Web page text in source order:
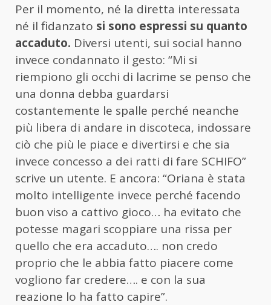
Per il momento, né la diretta interessata
né il fidanzato si sono espressi su quanto
accaduto. Diversi utenti, sui social hanno
invece condannato il gesto: “Mi si
riempiono gli occhi di lacrime se penso che
una donna debba guardarsi
costantemente le spalle perché neanche
più libera di andare in discoteca, indossare
ciò che più le piace e divertirsi e che sia
invece concesso a dei ratti di fare SCHIFO”
scrive un utente. E ancora: “Oriana è stata
molto intelligente invece perché facendo
buon viso a cattivo gioco… ha evitato che
potesse magari scoppiare una rissa per
quello che era accaduto…. non credo
proprio che le abbia fatto piacere come
vogliono far credere…. e con la sua
reazione lo ha fatto capire”.